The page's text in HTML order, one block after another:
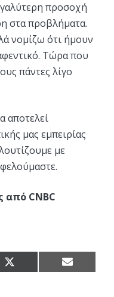
προσοχή
στα προβλήματα.
νομίζω ότι ήμουν
Τώρα που
πάντες λίγο
αποτελεί
μας εμπειρίας
με
από CNBC
Share
on
Share
on